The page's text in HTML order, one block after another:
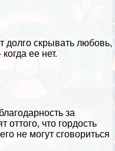
долго скрывать любовь,
ее нет.
за
оттого, что гордость
не могут сговориться